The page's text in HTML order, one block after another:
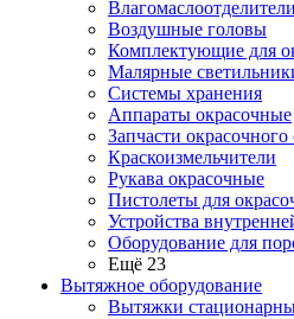
Влагомаслоотделители
Воздушные головы
Комплектующие для
Малярные
Системы хранения
Аппараты окрасочные
Запчасти
Краскоизмельчители
Рукава окрасочные
Пистолеты для
Устройства
Оборудование для
Ещё 23
Вытяжное оборудование
Вытяжки